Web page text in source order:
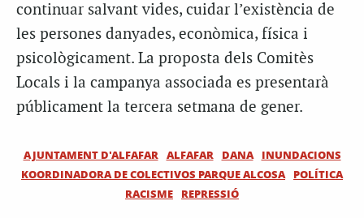
continuar salvant vides, cuidar l’existència de
les persones danyades, econòmica, física i
psicològicament. La proposta dels Comitès
Locals i la campanya associada es presentarà
públicament la tercera setmana de gener.
AJUNTAMENT D'ALFAFAR ALFAFAR DANA
INUNDACIONS
KOORDINADORA DE COLECTIVOS PARQUE ALCOSA
POLÍTICA
RACISME
REPRESSIÓ